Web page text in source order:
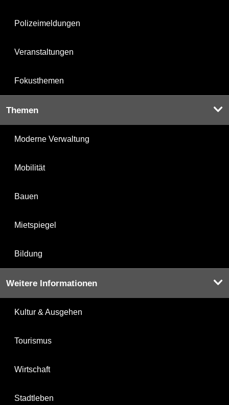
Polizeimeldungen
Veranstaltungen
Fokusthemen
Themen
Moderne Verwaltung
Mobilität
Bauen
Mietspiegel
Bildung
Weitere Informationen
Kultur & Ausgehen
Tourismus
Wirtschaft
Stadtleben